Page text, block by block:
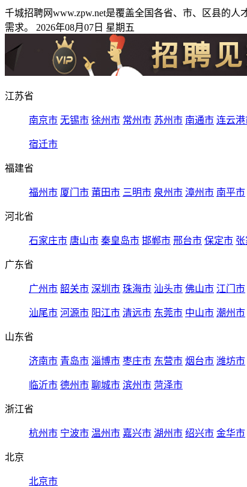
千城招聘网www.zpw.net是覆盖全国各省、市、区县的
需求。 2026年08月07日 星期五
江苏省
南京市 无锡市 徐州市 常州市 苏州市 南通市 连云港
宿迁市
福建省
福州市 厦门市 莆田市 三明市 泉州市 漳州市 南平市
河北省
石家庄市 唐山市 秦皇岛市 邯郸市 邢台市 保定市
广东省
广州市 韶关市 深圳市 珠海市 汕头市 佛山市 江门市
汕尾市 河源市 阳江市 清远市 东莞市 中山市 潮州市
山东省
济南市 青岛市 淄博市 枣庄市 东营市 烟台市 潍坊市
临沂市 德州市 聊城市 滨州市 菏泽市
浙江省
杭州市 宁波市 温州市 嘉兴市 湖州市 绍兴市 金华市
北京
北京市